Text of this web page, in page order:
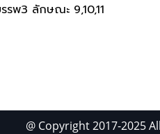
พ3 ลักษณะ 9,10,11
@ Copyright 2017-2025